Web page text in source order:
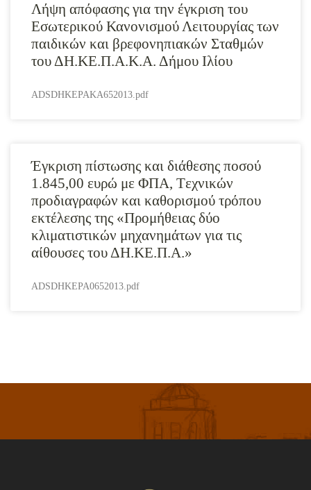
Λήψη απόφασης για την έγκριση του
Εσωτερικού Κανονισμού Λειτουργίας των
παιδικών και βρεφονηπιακών Σταθμών
του ΔΗ.ΚΕ.Π.Α.Κ.Α. Δήμου Ιλίου
ADSDHKEPAKA652013.pdf
Έγκριση πίστωσης και διάθεσης ποσού
1.845,00 ευρώ με ΦΠΑ, Tεχνικών
προδιαγραφών και καθορισμού τρόπου
εκτέλεσης της «Προμήθειας δύο
κλιματιστικών μηχανημάτων για τις
αίθουσες του ΔΗ.ΚΕ.Π.Α.»
ADSDHKEPA0652013.pdf